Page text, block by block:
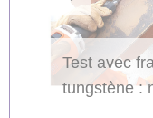
Test avec
tungstène :